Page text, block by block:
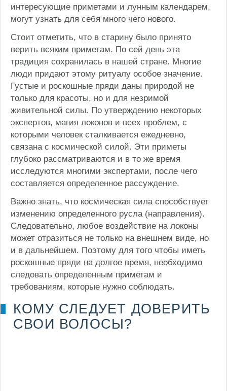
интересующие приметами и лунным календарем,
могут узнать для себя много чего нового.
Стоит отметить, что в старину было принято
верить всяким приметам. По сей день эта
традиция сохранилась в нашей стране. Многие
люди придают этому ритуалу особое значение.
Густые и роскошные пряди даны природой не
только для красоты, но и для незримой
живительной силы. По утверждению некоторых
экспертов, магия локонов и всех проблем, с
которыми человек сталкивается ежедневно,
связана с космической силой. Эти приметы
глубоко рассматриваются и в то же время
исследуются многими экспертами, после чего
составляется определенное рассуждение.
Важно знать, что космическая сила способствует
изменению определенного русла (направления).
Следовательно, любое воздействие на локоны
может отразиться не только на внешнем виде, но
и в дальнейшем. Поэтому для того чтобы иметь
роскошные пряди на долгое время, необходимо
следовать определенным приметам и
требованиям, которые нужно соблюдать.
КОМУ СЛЕДУЕТ ДОВЕРИТЬ
СВОИ ВОЛОСЫ?